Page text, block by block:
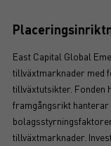
East Capital Global
tillväxtmarknader med
tillväxtutsikter. Fonden
framgångsrikt
tillväxtmarknader.